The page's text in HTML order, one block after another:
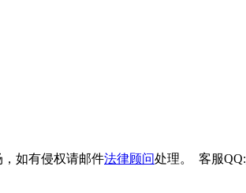
如有侵权请邮件法律顾问处理。 客服QQ: